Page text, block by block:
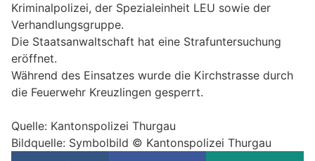
Kriminalpolizei, der Spezialeinheit LEU sowie der
Verhandlungsgruppe.
Die Staatsanwaltschaft hat eine Strafuntersuchung
eröffnet.
Während des Einsatzes wurde die Kirchstrasse durch
die Feuerwehr Kreuzlingen gesperrt.
Quelle: Kantonspolizei Thurgau
Bildquelle: Symbolbild © Kantonspolizei Thurgau